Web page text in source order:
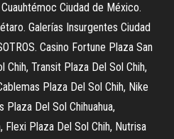
Ciudad de México.
Galerías Insurgentes Ciudad
Casino Fortune Plaza San
Chih, Transit Plaza Del Sol Chih,
Plaza Del Sol Chih, Nike
Plaza Del Sol Chihuahua,
Flexi Plaza Del Sol Chih, Nutrisa